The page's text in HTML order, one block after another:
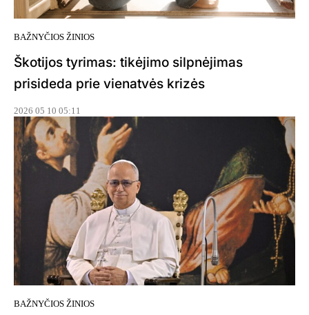
BAŽNYČIOS ŽINIOS
Škotijos tyrimas: tikėjimo silpnėjimas
prisideda prie vienatvės krizės
2026 05 10 05:11
BAŽNYČIOS ŽINIOS